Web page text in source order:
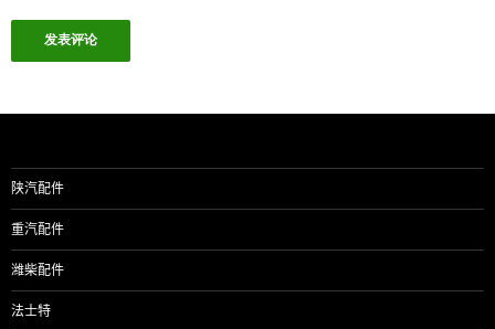
陕汽配件
重汽配件
潍柴配件
法士特